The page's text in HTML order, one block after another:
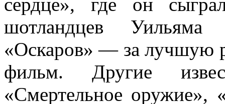
шотландцев Уильяма
«Оскаров» — за лучшую
фильм. Другие
«Смертельное оружие»,